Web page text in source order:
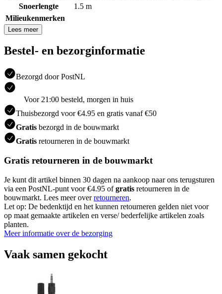
Snoerlengte
1.5 m
Milieukenmerken
Lees meer
Bestel- en bezorginformatie
Bezorgd door PostNL
Voor 21:00 besteld, morgen in huis
Thuisbezorgd voor €4.95 en gratis vanaf €50
Gratis bezorgd in de bouwmarkt
Gratis retourneren in de bouwmarkt
Gratis retourneren in de bouwmarkt
Je kunt dit artikel binnen 30 dagen na aankoop naar ons terugsturen
via een PostNL-punt voor €4.95 ofgratis retourneren in de
bouwmarkt. Lees meer overretourneren.
Let op: De bedenktijd en het kunnen retourneren gelden niet voor
op maat gemaakte artikelen en verse/ bederfelijke artikelen zoals
planten.
Meer informatie over de bezorging
Vaak samen gekocht